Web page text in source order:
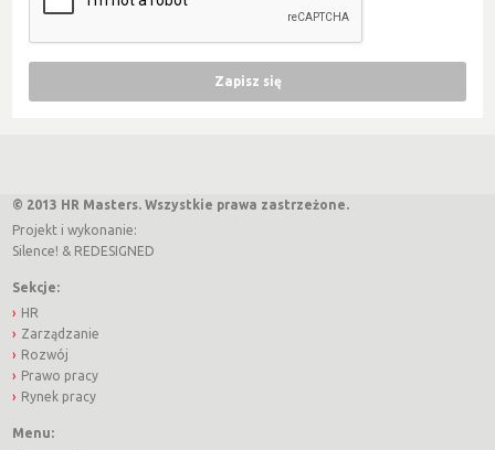
© 2013 HR Masters. Wszystkie prawa zastrzeżone.
Projekt i wykonanie:
Silence! & REDESIGNED
Sekcje:
HR
Zarządzanie
Rozwój
Prawo pracy
Rynek pracy
Menu: